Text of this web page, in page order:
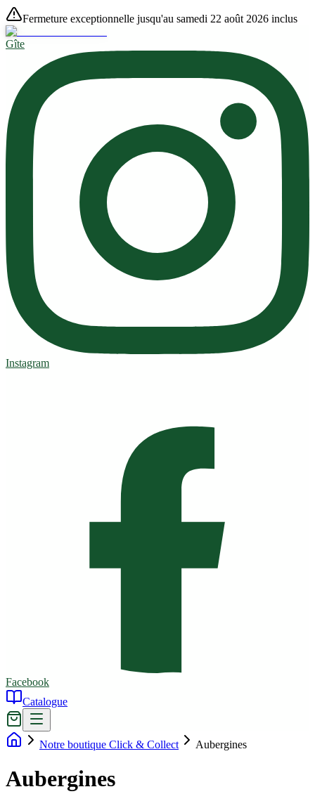
Fermeture exceptionnelle jusqu'au samedi 22 août 2026 inclus
Gîte
Instagram
Facebook
Catalogue
Notre boutique Click & Collect Aubergines
Aubergines